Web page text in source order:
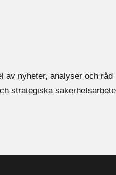
av nyheter, analyser och råd
strategiska säkerhetsarbete